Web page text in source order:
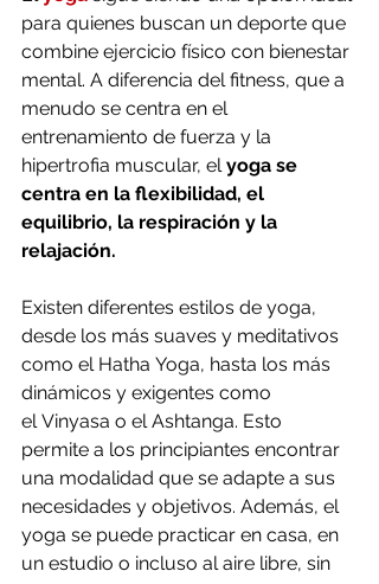
para quienes buscan un deporte que
combine ejercicio físico con bienestar
mental. A diferencia del fitness, que a
menudo se centra en el
entrenamiento de fuerza y la
hipertrofia muscular, el yoga se
centra en la flexibilidad, el
equilibrio, la respiración y la
relajación.
Existen diferentes estilos de yoga,
desde los más suaves y meditativos
como el Hatha Yoga, hasta los más
dinámicos y exigentes como
el Vinyasa o el Ashtanga. Esto
permite a los principiantes encontrar
una modalidad que se adapte a sus
necesidades y objetivos. Además, el
yoga se puede practicar en casa, en
un estudio o incluso al aire libre, sin